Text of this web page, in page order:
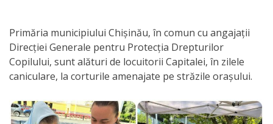
Managementul
instituției
de
Primăria municipiului Chișinău, în comun cu angajații
Direcției Generale pentru Protecția Drepturilor
Copilului, sunt alături de locuitorii Capitalei, în zilele
caniculare, la corturile amenajate pe străzile orașului.